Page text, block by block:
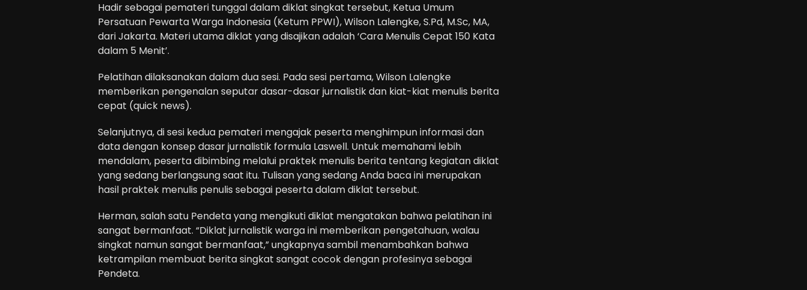
Hadir sebagai pemateri tunggal dalam diklat singkat tersebut, Ketua Umum
Persatuan Pewarta Warga Indonesia (Ketum PPWI), Wilson Lalengke, S.Pd, M.Sc, MA,
dari Jakarta. Materi utama diklat yang disajikan adalah ‘Cara Menulis Cepat 150 Kata
dalam 5 Menit’.
Pelatihan dilaksanakan dalam dua sesi. Pada sesi pertama, Wilson Lalengke
memberikan pengenalan seputar dasar-dasar jurnalistik dan kiat-kiat menulis berita
cepat (quick news).
Selanjutnya, di sesi kedua pemateri mengajak peserta menghimpun informasi dan
data dengan konsep dasar jurnalistik formula Laswell. Untuk memahami lebih
mendalam, peserta dibimbing melalui praktek menulis berita tentang kegiatan diklat
yang sedang berlangsung saat itu. Tulisan yang sedang Anda baca ini merupakan
hasil praktek menulis penulis sebagai peserta dalam diklat tersebut.
Herman, salah satu Pendeta yang mengikuti diklat mengatakan bahwa pelatihan ini
sangat bermanfaat. “Diklat jurnalistik warga ini memberikan pengetahuan, walau
singkat namun sangat bermanfaat,” ungkapnya sambil menambahkan bahwa
ketrampilan membuat berita singkat sangat cocok dengan profesinya sebagai
Pendeta.